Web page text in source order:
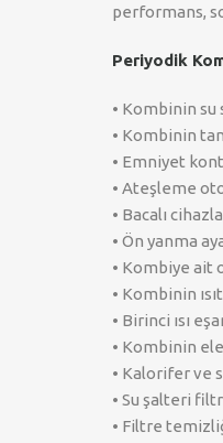
performans,
Periyodik
• Kombinin su
• Kombinin
• Emniyet
• Ateşleme
• Bacalı
• Ön yanma
• Kombiye ait
• Kombinin
• Birinci ısı
• Kombinin
• Kalorifer ve
• Su şalteri
• Filtre